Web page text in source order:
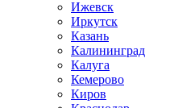
Ижевск
Иркутск
Казань
Калининград
Калуга
Кемерово
Киров